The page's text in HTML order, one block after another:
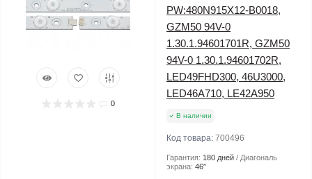
0
PW:480N915X12-B0018,
GZM50 94V-0
1.30.1.94601701R, GZM50
94V-0 1.30.1.94601702R,
LED49FHD300, 46U3000,
LED46A710, LE42A950
В наличии
Код товара: 700496
Гарантия: 180 дней
Диагональ
экрана: 46″